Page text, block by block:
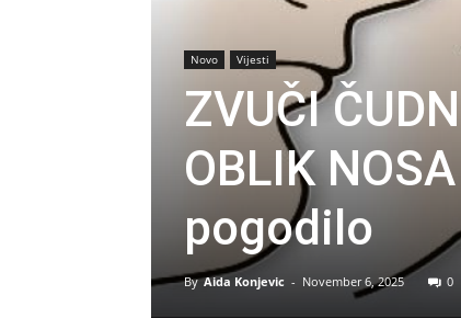
Novo Vijesti
ZVUČI
OBLIK
pogodilo
By Aida Konjevic - November 6, 2025 0